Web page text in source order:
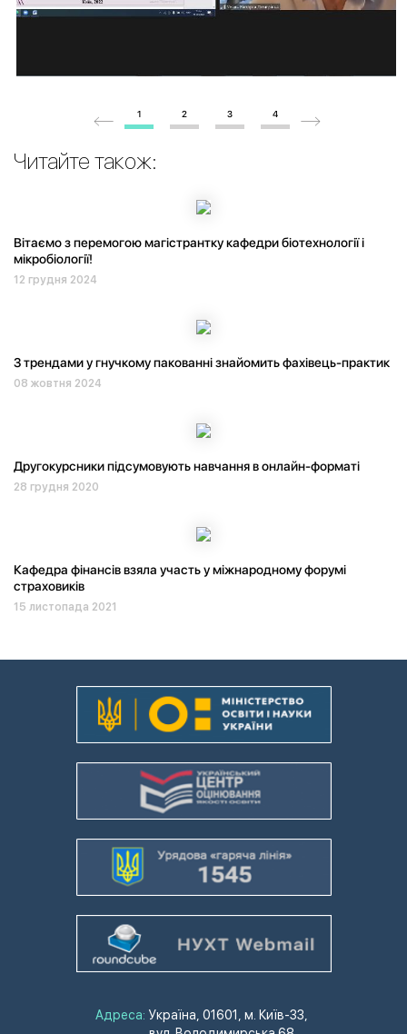
1 2 3 4
Читайте також:
Вітаємо з перемогою магістрантку кафедри біотехнології і
мікробіології!
12 грудня 2024
З трендами у гнучкому пакованні знайомить фахівець-практик
08 жовтня 2024
Другокурсники підсумовують навчання в онлайн-форматі
28 грудня 2020
Кафедра фінансів взяла участь у міжнародному форумі
страховиків
15 листопада 2021
Адреса: Україна, 01601, м. Київ-33,